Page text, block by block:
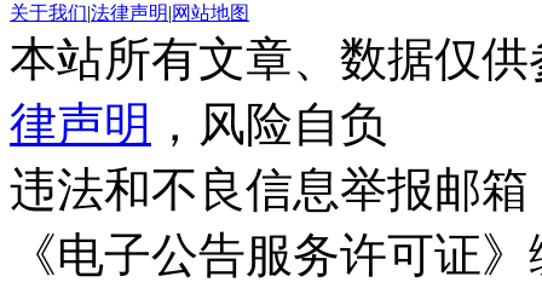
关于我们|法律声明|网站地图
本站所有文章、数据仅
律声明 ，风险自负
违法和不良信息举报邮箱
《电子公告服务许可证